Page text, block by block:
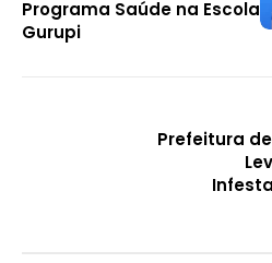
Programa Saúde na Escola
Gurupi
Prefeitura